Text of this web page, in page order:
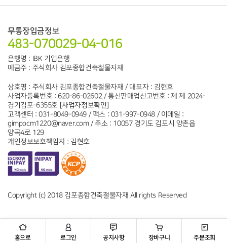
홈으로 로그인 공지사항 장바구니 주문조회
상호명 : 주식회사 김포종합건축철물자재 / 대표자 : 김현호
사업자등록번호 : 620-86-02602 / 통신판매업신고번호 : 제 제 2024-
경기김포-6355호 [사업자정보확인]
고객센터 : 031-8049-0949 / 팩스 : 031-997-0948 / 이메일 :
gimpocm1220@naver.com / 주소 : 10057 경기도 김포시 양촌읍
양곡4로 129
개인정보보호책임자 : 김현호
Copyright (c) 2018 김포종함건축철물자재 All rights Reserved
무통장입금정보
483-070029-04-016
은행명 : IBK 기업은행
예금주 : 주식회사 김포종합건축철물자재